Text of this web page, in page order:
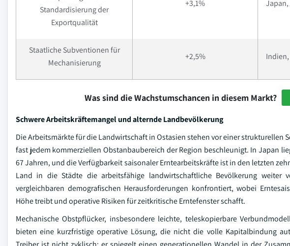
Standardisierung der
Exportqualität
+3,1% Japan,
Staatliche Subventionen für
Mechanisierung
+2,5%
Was sind die Wachstumschancen in diesem Markt?
Schwere Arbeitskräftemangel und alternde Landbevölkerung
Die Arbeitsmärkte für die Landwirtschaft in Ostasien stehen vor einer
fast jedem kommerziellen Obstanbaubereich der Region beschleunigt. In Japan
67 Jahren, und die Verfügbarkeit saisonaler Erntearbeitskräfte ist in den letzten
Land in die Städte die arbeitsfähige landwirtschaftliche Bevölkerung weiter
vergleichbaren demografischen Herausforderungen konfrontiert, wobei
Höhe treibt und operative Risiken für zeitkritische Erntefenster schafft.
Mechanische Obstpflücker, insbesondere leichte, teleskopierbare
bieten eine kurzfristige operative Lösung, die nicht die volle Kapitalbindung